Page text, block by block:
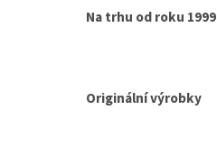
Na trhu od roku 1999
Originální výrobky